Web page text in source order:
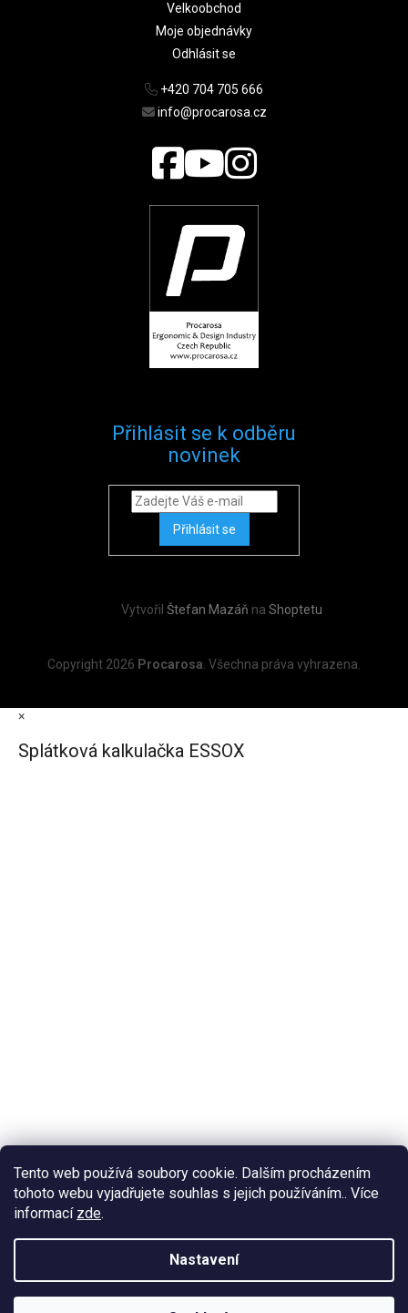
Tento web používá soubory cookie. Dalším procházením
tohoto webu vyjadřujete souhlas s jejich používáním.. Více
informací zde.
Nastavení
Velkoobchod
Moje objednávky
Odhlásit se
+420 704 705 666
info@procarosa.cz
Přihlásit se k odběru
novinek
Přihlásit se
Vytvořil Štefan Mazáň na Shoptetu
Copyright 2026 Procarosa . Všechna práva vyhrazena.
×
Splátková kalkulačka ESSOX